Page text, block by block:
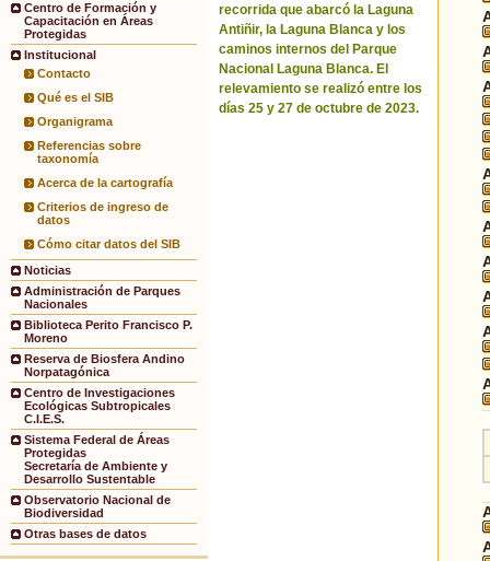
Centro de Formación y
Capacitación en Áreas
Protegidas
Institucional
Contacto
Qué es el SIB
Organigrama
Referencias sobre
taxonomía
Acerca de la cartografía
Criterios de ingreso de
datos
Cómo citar datos del SIB
Noticias
Administración de Parques
Nacionales
Biblioteca Perito Francisco P.
Moreno
Reserva de Biosfera Andino
Norpatagónica
Centro de Investigaciones
Ecológicas Subtropicales
C.I.E.S.
Sistema Federal de Áreas
Protegidas
Secretaría de Ambiente y
Desarrollo Sustentable
Observatorio Nacional de
Biodiversidad
Otras bases de datos
recorrida que abarcó la Laguna
Antiñir, la Laguna Blanca y los
caminos internos del Parque
Nacional Laguna Blanca. El
relevamiento se realizó entre los
días 25 y 27 de octubre de 2023.